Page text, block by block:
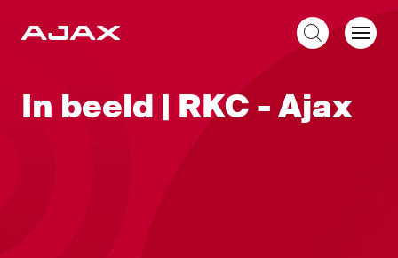
In beeld | RKC - Ajax